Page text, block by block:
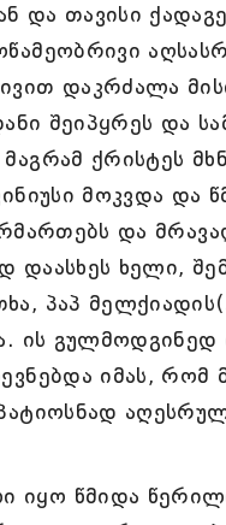
თავისი
დაკრძალა
შეიპყრეს და
ქრისტეს
მოკვდა და
და
ხელი,
პაპ
ის გულმოდგინედ
იმას,
იყო წმიდა